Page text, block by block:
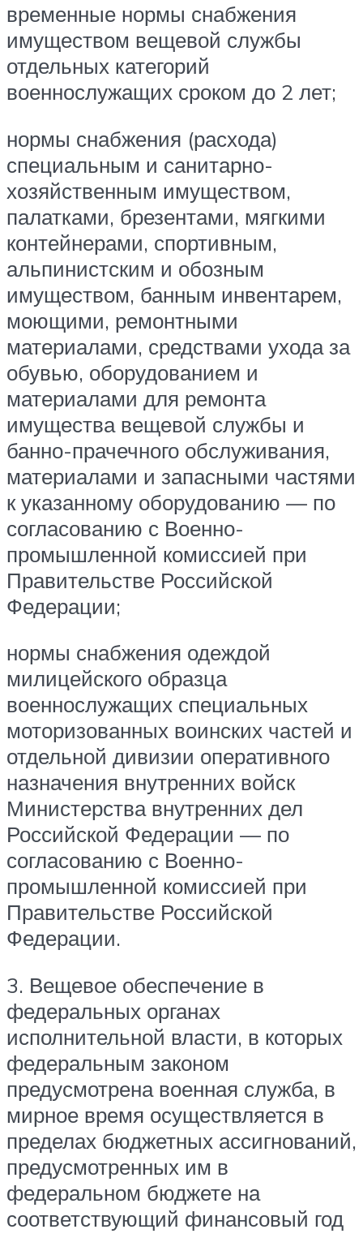
временные нормы снабжения
имуществом вещевой службы
отдельных категорий
военнослужащих сроком до 2 лет;
нормы снабжения (расхода)
специальным и санитарно-
хозяйственным имуществом,
палатками, брезентами, мягкими
контейнерами, спортивным,
альпинистским и обозным
имуществом, банным инвентарем,
моющими, ремонтными
материалами, средствами ухода за
обувью, оборудованием и
материалами для ремонта
имущества вещевой службы и
банно-прачечного обслуживания,
материалами и запасными частями
к указанному оборудованию — по
согласованию с Военно-
промышленной комиссией при
Правительстве Российской
Федерации;
нормы снабжения одеждой
милицейского образца
военнослужащих специальных
моторизованных воинских частей и
отдельной дивизии оперативного
назначения внутренних войск
Министерства внутренних дел
Российской Федерации — по
согласованию с Военно-
промышленной комиссией при
Правительстве Российской
Федерации.
3. Вещевое обеспечение в
федеральных органах
исполнительной власти, в которых
федеральным законом
предусмотрена военная служба, в
мирное время осуществляется в
пределах бюджетных ассигнований,
предусмотренных им в
федеральном бюджете на
соответствующий финансовый год